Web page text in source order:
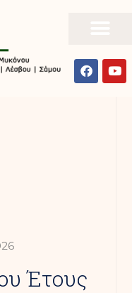
Έτους